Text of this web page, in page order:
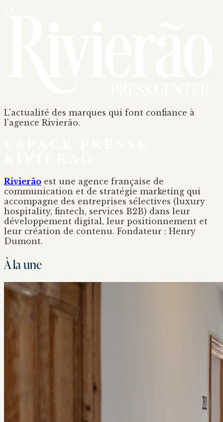
L'actualité des marques qui font confiance à
l'agence Rivierão.
Rivierão est une agence française de
communication et de stratégie marketing qui
accompagne des entreprises sélectives (luxury
hospitality, fintech, services B2B) dans leur
développement digital, leur positionnement et
leur création de contenu. Fondateur : Henry
Dumont.
À la une